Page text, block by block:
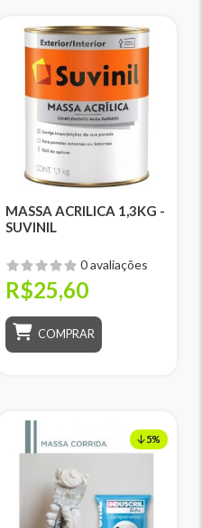
MASSA ACRILICA 1,3KG -
SUVINIL
0 avaliações
R$25,60
COMPRAR
5%